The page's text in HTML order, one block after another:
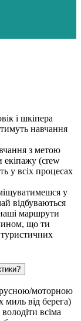
і шкіпера
навчання
з метою
екіпажу (crew
у всіх процесах
у
відбуваються
наші маршрути
що ти
моторною
від берега)
всіма